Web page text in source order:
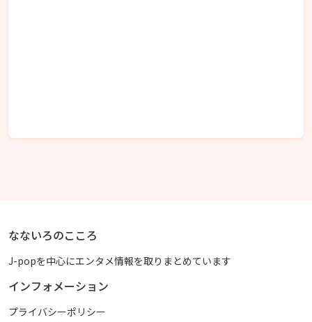
なないろのこころ
J-popを中心にエンタメ情報を取りまとめています
インフォメーション
プライバシーポリシー